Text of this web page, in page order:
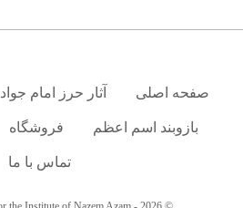
صفحه اصلی آثار حرز امام جواد
بازوبند اسم اعظم فروشگاه
تماس با ما